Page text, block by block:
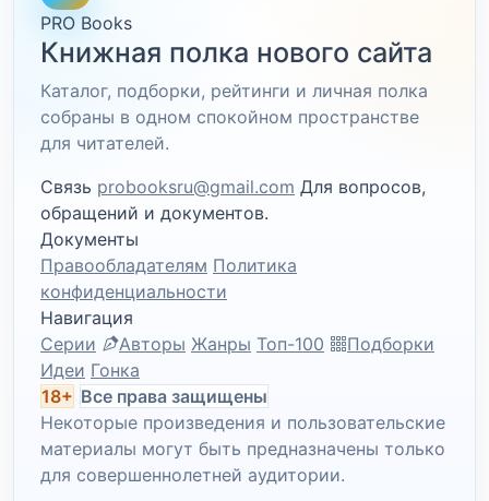
PRO Books
Книжная полка нового сайта
Каталог, подборки, рейтинги и личная полка
собраны в одном спокойном пространстве
для читателей.
Связь probooksru@gmail.com Для вопросов,
обращений и документов.
Документы
Правообладателям Политика
конфиденциальности
Навигация
Серии
Авторы Жанры Топ-100
Подборки
Идеи Гонка
18+ Все права защищены
Некоторые произведения и пользовательские
материалы могут быть предназначены только
для совершеннолетней аудитории.